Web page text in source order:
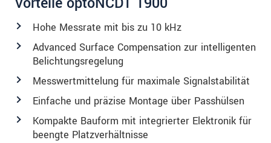
Hohe Messrate mit bis zu 10 kHz
Advanced Surface Compensation zur intelligenten
Belichtungsregelung
Messwertmittelung für maximale Signalstabilität
Einfache und präzise Montage über Passhülsen
Kompakte Bauform mit integrierter Elektronik für
beengte Platzverhältnisse